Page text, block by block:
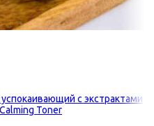
с экстрактами
Toner